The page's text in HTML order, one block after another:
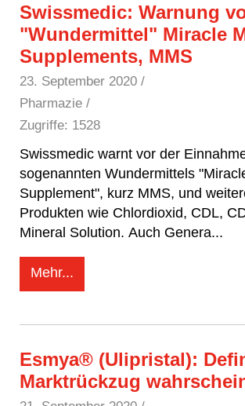
Swissmedic: Warnung
"Wundermittel" Miracle
Supplements, MMS
23. September 2020 /
Pharmazie /
Zugriffe: 1528
Swissmedic warnt vor der
sogenannten Wundermittels
Supplement", kurz MMS, und
Produkten wie Chlordioxid, CDL,
Mineral Solution. Auch Genera...
Mehr...
Esmya® (Ulipristal):
Marktrückzug